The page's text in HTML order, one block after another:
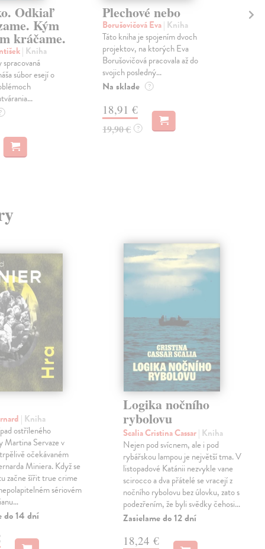
Odkiaľ
Kým
kráčame.
| Kniha
súbor esejí o
?
Plechové nebo
Borušovičová Eva| Kniha
Táto kniha je spojením dvoch
projektov, na ktorých Eva
Borušovičová pracovala až do
svojich posledný...
Na sklade ?
18,91 €
19,90 € ?
| Kniha
ostříleného
Martina Servaze v
očekávaném
Miniera. Když se
začne šířit true crime
sériovém
do 14 dní
Logika nočního
rybolovu
Scalia Cristina Cassar| Kniha
Nejen pod svícnem, ale i pod
rybářskou lampou je největší tma. V
listopadové Katánii nezvykle vane
scirocco a dva přátelé se vracejí z
nočního rybolovu bez úlovku, zato s
podezřením, že byli svědky čehosi…
Zasielame do 12 dní
18,24 €